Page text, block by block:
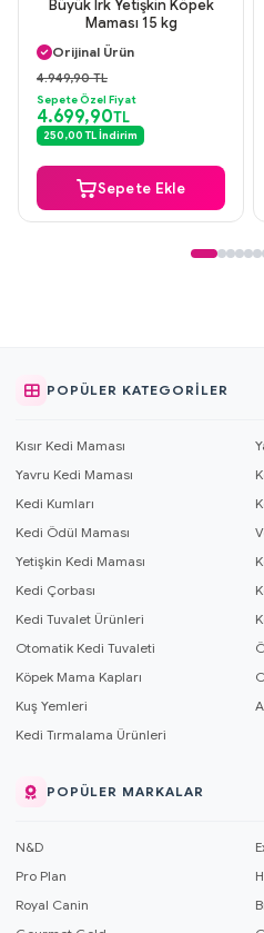
Büyük Irk Yetişkin Köpek
Maması 15 kg
Aynı Gün Kargo
Orijinal Ürün
Güvenli Ödeme
Aynı Gün Kargo
4.949,90 TL
Sepete Özel Fiyat
4.699,90TL
250,00 TL İndirim
Sepete Ekle
POPÜLER KATEGORILER
Kısır Kedi Maması
Yavru Kedi Maması
Kedi Kumları
Kedi Ödül Maması
Yetişkin Kedi Maması
Kedi Çorbası
Kedi Tuvalet Ürünleri
Otomatik Kedi Tuvaleti
Köpek Mama Kapları
Kuş Yemleri
Kedi Tırmalama Ürünleri
POPÜLER MARKALAR
N&D
Pro Plan
Royal Canin